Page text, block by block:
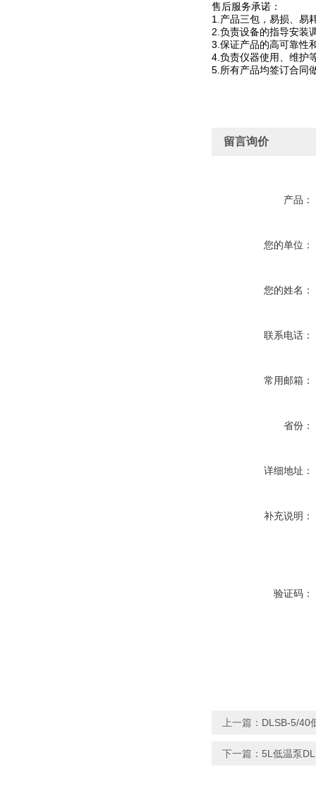
售后服务承诺：
1.产品三包，易损、易
2.负责设备的指导安装
3.保证产品的高可靠性
4.负责仪器使用、维护
5.所有产品均签订合同
留言询价
产品：
您的单位：
您的姓名：
联系电话：
常用邮箱：
省份：
详细地址：
补充说明：
验证码：
上一篇： DLSB-5/40
下一篇： 5L低温泵